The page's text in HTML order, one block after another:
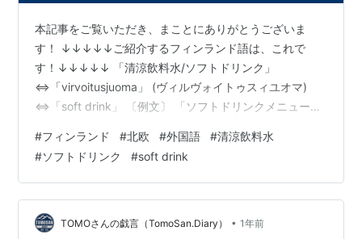
本記事をご覧いただき、まことにありがとうございま
す！ ↓↓↓↓↓ご紹介するフィンランド語は、これで
す！↓↓↓↓↓ 「清涼飲料水/ソフトドリンク」
⇔「virvoitusjuoma」 (ヴィルヴォイトゥスィユオマ)
⇔「soft drink」 〔例文〕 「ソフトドリンクメニューを
kiitos?」 (サイシンコ ヴィルヴォイトゥスィユオマリス
テン キートス) ⇔「Could I have the soft drink menu,
please?」
・・・・・・・・・・・・・・・・・・・・・・・・・
・・・・・・・・…
#フィンランド #北欧 #外国語 #清涼飲料水
#ソフトドリンク #soft drink
TOMOさんの戯言（TomoSan.Diary） • 1年前